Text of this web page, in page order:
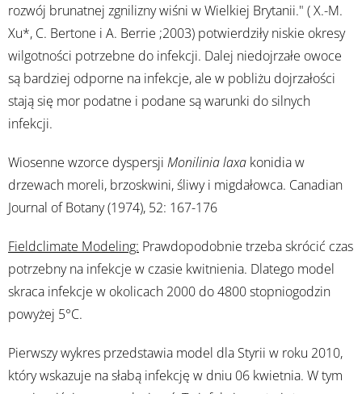
rozwój brunatnej zgnilizny wiśni w Wielkiej Brytanii." ( X.-M.
Xu*, C. Bertone i A. Berrie ;2003) potwierdziły niskie okresy
wilgotności potrzebne do infekcji. Dalej niedojrzałe owoce
są bardziej odporne na infekcje, ale w pobliżu dojrzałości
stają się mor podatne i podane są warunki do silnych
infekcji.
Wiosenne wzorce dyspersji Monilinia laxa konidia w
drzewach moreli, brzoskwini, śliwy i migdałowca. Canadian
Journal of Botany (1974), 52: 167-176
Fieldclimate Modeling: Prawdopodobnie trzeba skrócić czas
potrzebny na infekcje w czasie kwitnienia. Dlatego model
skraca infekcje w okolicach 2000 do 4800 stopniogodzin
powyżej 5°C.
Pierwszy wykres przedstawia model dla Styrii w roku 2010,
który wskazuje na słabą infekcję w dniu 06 kwietnia. W tym